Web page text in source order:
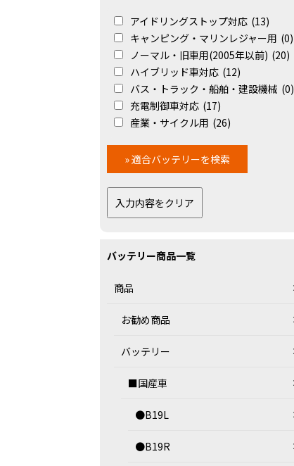
アイドリングストップ対応 (13)
キャンピング・マリンレジャー用 (0)
ノーマル・旧車用(2005年以前) (20)
ハイブリッド車対応 (12)
バス・トラック・船舶・建設機械 (0)
充電制御車対応 (17)
産業・サイクル用 (26)
バッテリー商品一覧
商品
お勧め商品
バッテリー
■国産車
●B19L
●B19R